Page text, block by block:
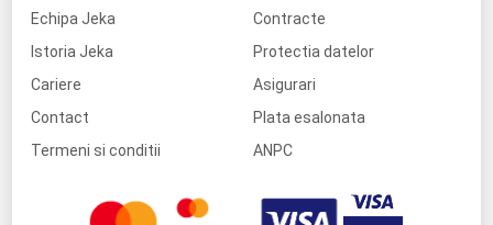
Echipa Jeka
Istoria Jeka
Cariere
Contact
Termeni si conditii
Contracte
Protectia datelor
Asigurari
Plata esalonata
ANPC